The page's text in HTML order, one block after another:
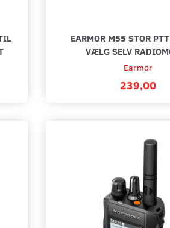
CLEARTUBE HEADSET -
PTT/
EARMOR M55 STOR
VÆLG SELV
Earmor
239,00